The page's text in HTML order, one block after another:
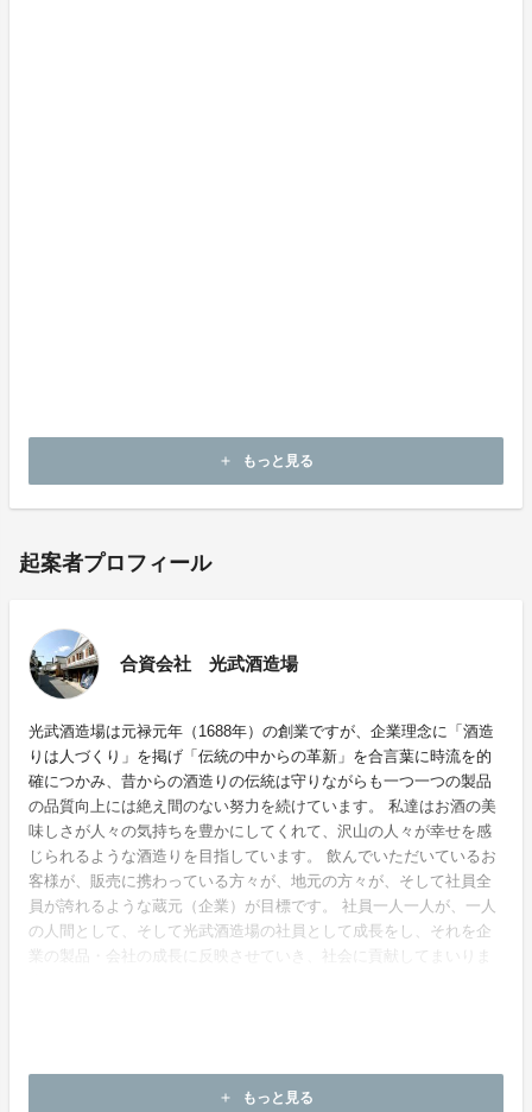
add もっと見る
起案者プロフィール
合資会社 光武酒造場
光武酒造場は元禄元年（1688年）の創業ですが、企業理念に「酒造
りは人づくり」を掲げ「伝統の中からの革新」を合言葉に時流を的
確につかみ、昔からの酒造りの伝統は守りながらも一つ一つの製品
の品質向上には絶え間のない努力を続けています。 私達はお酒の美
味しさが人々の気持ちを豊かにしてくれて、沢山の人々が幸せを感
じられるような酒造りを目指しています。 飲んでいただいているお
客様が、販売に携わっている方々が、地元の方々が、そして社員全
員が誇れるような蔵元（企業）が目標です。 社員一人一人が、一人
の人間として、そして光武酒造場の社員として成長をし、それを企
業の製品・会社の成長に反映させていき、社会に貢献してまいりま
add もっと見る